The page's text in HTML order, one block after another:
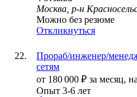
Москва, р-н
Можно без резюме
Откликнуться
Прораб/инженер/
сетям
от 180 000 ₽ за месяц,
Опыт 3-6 лет